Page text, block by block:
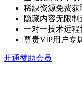
稀缺资源免费获
隐藏内容无限制
一对一技术远程
尊贵VIP用户专
开通赞助会员